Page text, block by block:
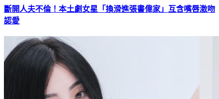
斷開人夫不倫！本土劇女星「換滑進張書偉家」互含嘴唇激吻
認愛